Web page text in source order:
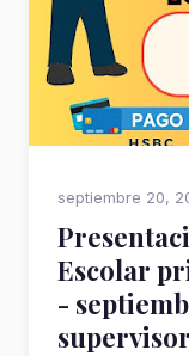
septiembre 20,
Escolar
-